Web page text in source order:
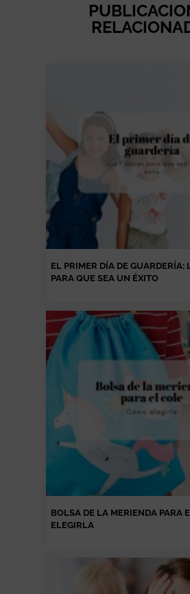
EL PRIMER DÍA DE GUARDERÍA:
PARA QUE SEA UN ÉXITO
BOLSA DE LA MERIENDA PARA
ELEGIRLA